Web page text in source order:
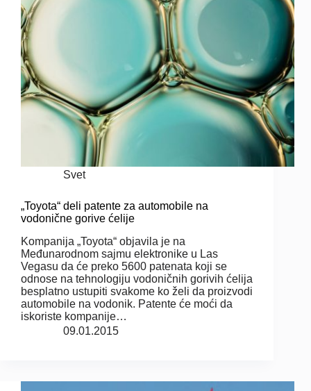
Svet
„Toyota“ deli patente za automobile na
vodonične gorive ćelije
Kompanija „Toyota“ objavila je na
Međunarodnom sajmu elektronike u Las
Vegasu da će preko 5600 patenata koji se
odnose na tehnologiju vodoničnih gorivih ćelija
besplatno ustupiti svakome ko želi da proizvodi
automobile na vodonik. Patente će moći da
iskoriste kompanije…
09.01.2015